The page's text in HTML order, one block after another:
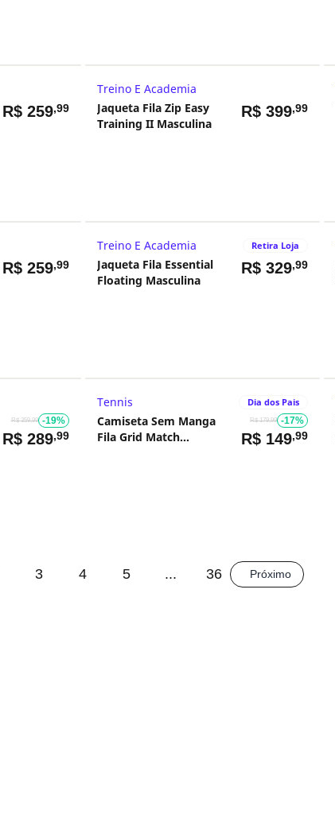
R$ 259,99
Treino E Academia
Jaqueta Fila Zip Easy
Training II Masculina
R$399,99
R$ 259,99
Treino E Academia Retira Loja
Jaqueta Fila Essential
Floating Masculina
R$329,99
R$ 359,99 -19%
R$ 289,99
Tennis Dia dos Pais
Camiseta Sem Manga
Fila Grid Match
R$ 179,99 -17%
R$ 149,99
3 4 5 ... 36 Próximo